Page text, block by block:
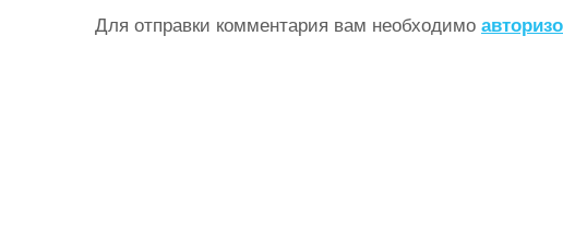
Для отправки комментария вам необходимо